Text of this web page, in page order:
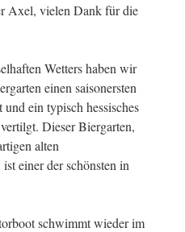
Axel, vielen Dank für die
Wetters haben wir
einen saisonersten
und ein typisch hessisches
Dieser Biergarten,
alten
einer der schönsten in
schwimmt wieder im